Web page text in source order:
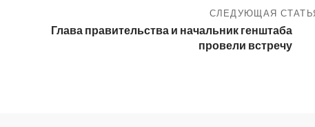
СЛЕДУЮЩАЯ
Глава правительства и начальник генштаба
провели встречу